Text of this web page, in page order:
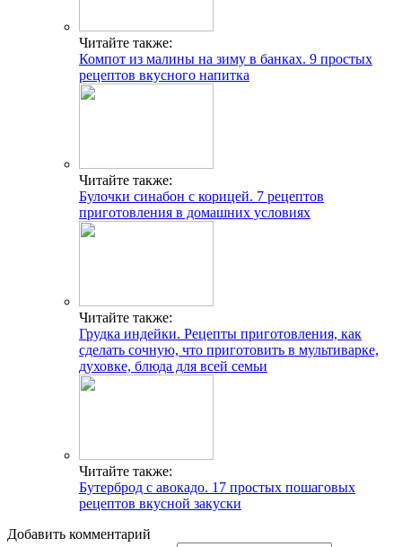
Читайте также:
Компот из малины на зиму в банках. 9 простых
рецептов вкусного напитка
Читайте также:
Булочки синабон с корицей. 7 рецептов
приготовления в домашних условиях
Читайте также:
Грудка индейки. Рецепты приготовления, как
сделать сочную, что приготовить в мультиварке,
духовке, блюда для всей семьи
Читайте также:
Бутерброд с авокадо. 17 простых пошаговых
рецептов вкусной закуски
Добавить комментарий